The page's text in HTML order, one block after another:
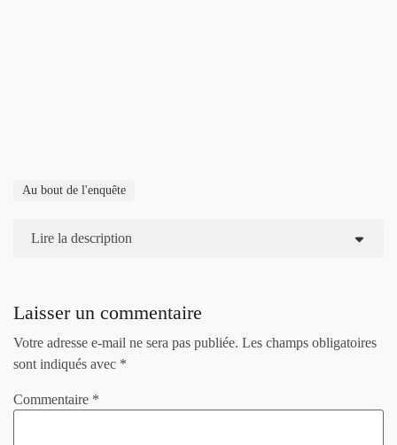
Au bout de l'enquête
Lire la description
Laisser un commentaire
Votre adresse e-mail ne sera pas publiée. Les champs obligatoires
sont indiqués avec *
Commentaire *